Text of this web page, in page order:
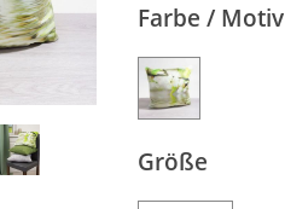
Farbe / Motiv
Größe